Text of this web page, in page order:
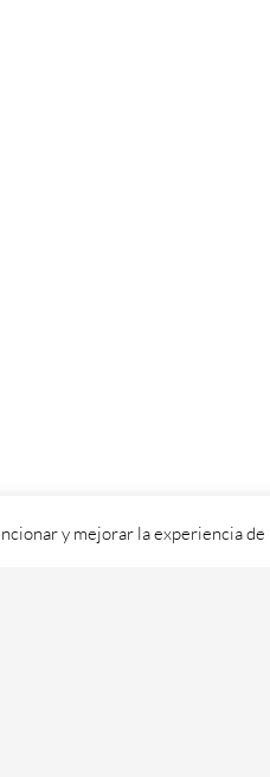
y mejorar la experiencia de